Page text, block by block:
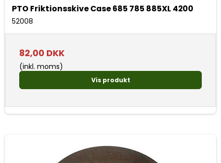
PTO Friktionsskive Case 685 785 885XL 4200
52008
82,00 DKK
(inkl. moms)
Vis produkt